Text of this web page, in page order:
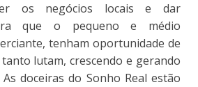
os negócios locais e dar
que o pequeno e médio
tenham oportunidade de
lutam, crescendo e gerando
doceiras do Sonho Real estão